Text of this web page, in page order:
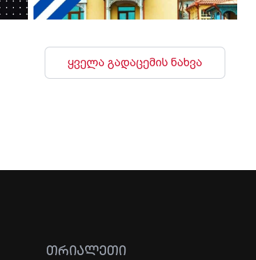
ყველა გადაცემის ნახვა
ᲗᲠᲘᲐᲚᲔᲗᲘ